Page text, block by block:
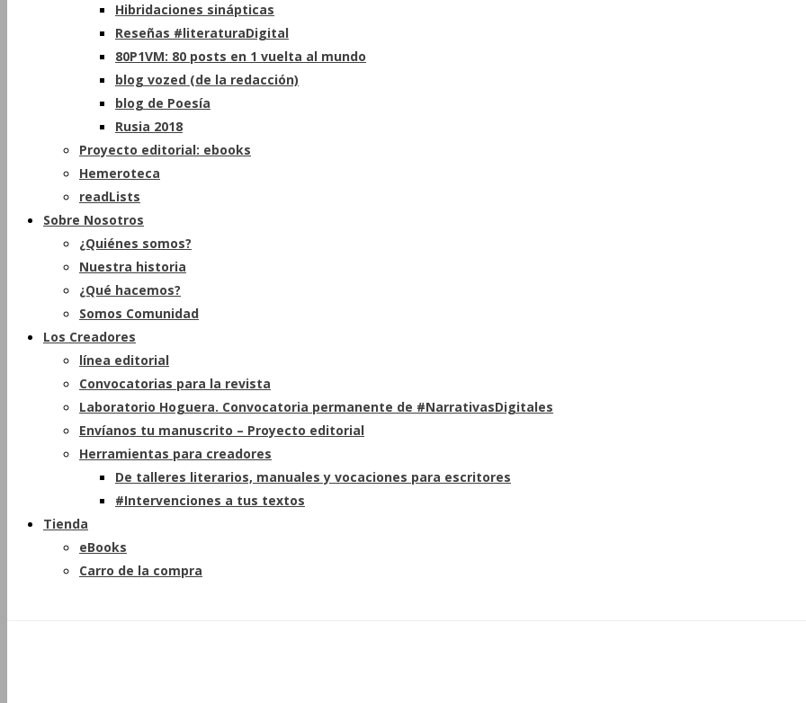
Hibridaciones sinápticas
Reseñas #literaturaDigital
80P1VM: 80 posts en 1 vuelta al mundo
blog vozed (de la redacción)
blog de Poesía
Rusia 2018
Proyecto editorial: ebooks
Hemeroteca
readLists
Sobre Nosotros
¿Quiénes somos?
Nuestra historia
¿Qué hacemos?
Somos Comunidad
Los Creadores
línea editorial
Convocatorias para la revista
Laboratorio Hoguera. Convocatoria permanente de #NarrativasDigitales
Envíanos tu manuscrito – Proyecto editorial
Herramientas para creadores
De talleres literarios, manuales y vocaciones para escritores
#Intervenciones a tus textos
Tienda
eBooks
Carro de la compra